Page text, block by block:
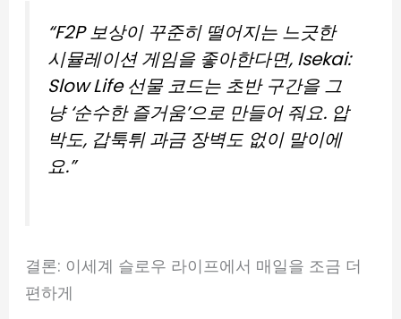
“F2P 보상이 꾸준히 떨어지는 느긋한
시뮬레이션 게임을 좋아한다면, Isekai:
Slow Life 선물 코드는 초반 구간을 그
냥 ‘순수한 즐거움’으로 만들어 줘요. 압
박도, 갑툭튀 과금 장벽도 없이 말이에
요.”
결론: 이세계 슬로우 라이프에서 매일을 조금 더
편하게